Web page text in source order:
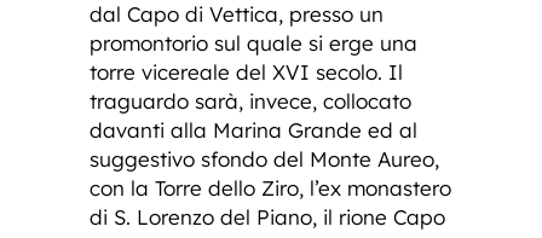
dal Capo di Vettica, presso un
promontorio sul quale si erge una
torre vicereale del XVI secolo. Il
traguardo sarà, invece, collocato
davanti alla Marina Grande ed al
suggestivo sfondo del Monte Aureo,
con la Torre dello Ziro, l’ex monastero
di S. Lorenzo del Piano, il rione Capo